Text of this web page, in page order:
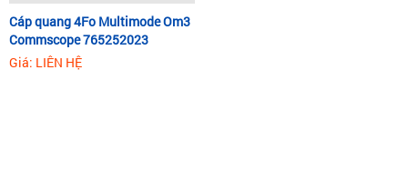
Cáp quang 4Fo Multimode Om3
Commscope 765252023
Giá: LIÊN HỆ